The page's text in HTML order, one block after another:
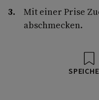
Mit einer Prise
abschmecken.